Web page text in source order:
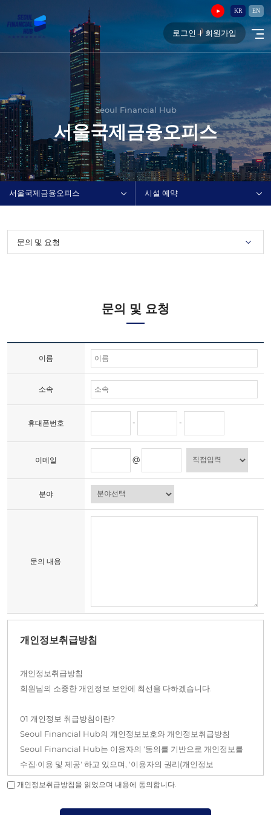
KR EN
로그인 회원가입
Seoul Financial Hub
서울국제금융오피스
서울국제금융오피스 시설 예약
문의 및 요청
문의 및 요청
이름
소속
휴대폰번호 - -
이메일 @
분야
문의 내용
개인정보취급방침
개인정보취급방침
회원님의 소중한 개인정보 보안에 최선을 다하겠습니다.
01 개인정보 취급방침이란?
Seoul Financial Hub의 개인정보보호와 개인정보취급방침
Seoul Financial Hub는 이용자의 '동의를 기반으로 개인정보를
수집·이용 및 제공' 하고 있으며, '이용자의 권리(개인정보
"개인정보취급방침"이란 이용자의 소중한 개인정보를 보호하여
개인정보취급방침을 읽었으며 내용에 동의합니다.